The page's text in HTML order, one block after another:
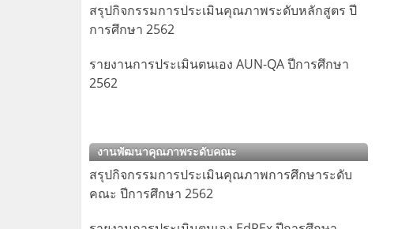
สรุปกิจกรรมการประเมินคุณภาพระดับหลักสูตร ปี
การศึกษา 2562
รายงานการประเมินตนเอง AUN-QA ปีการศึกษา
2562
งานพัฒนาคุณภาพระดับคณะ
สรุปกิจกรรมการประเมินคุณภาพการศึกษาระดับ
คณะ ปีการศึกษา 2562